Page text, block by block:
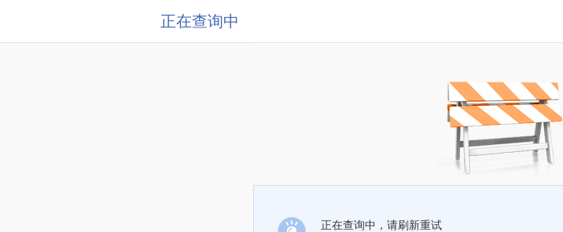
正在查询中
正在查询中，请刷新重试